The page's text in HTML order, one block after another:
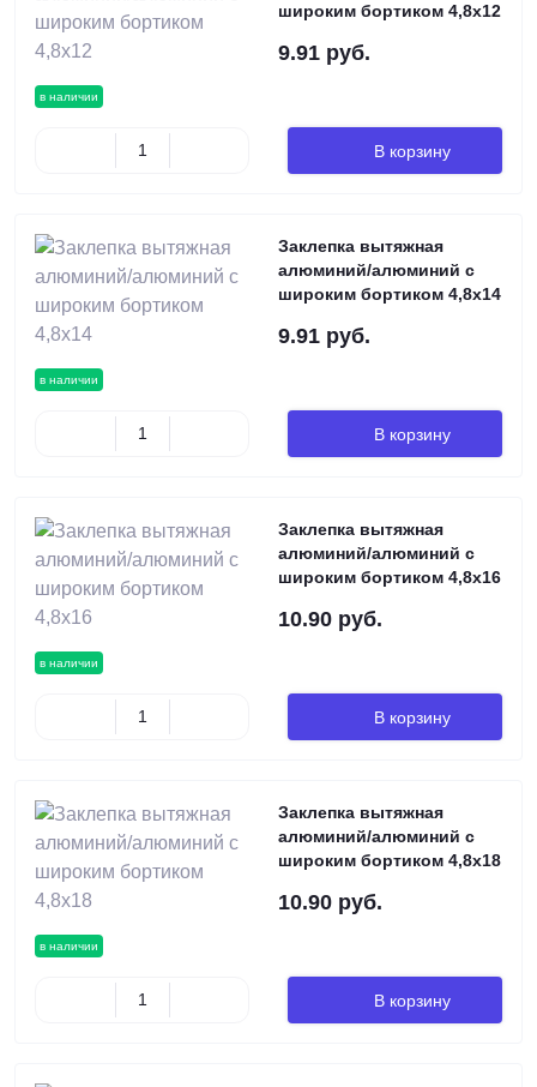
в наличии
широким бортиком 4,8х12
9.91 руб.
В корзину
в наличии
Заклепка вытяжная
алюминий/алюминий с
широким бортиком 4,8х14
9.91 руб.
В корзину
в наличии
Заклепка вытяжная
алюминий/алюминий с
широким бортиком 4,8х16
10.90 руб.
В корзину
в наличии
Заклепка вытяжная
алюминий/алюминий с
широким бортиком 4,8х18
10.90 руб.
В корзину